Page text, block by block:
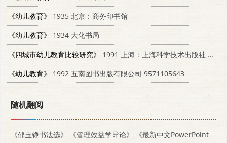
《幼儿教育》
1935 北京：商务印书馆
《幼儿教育》
1934 大化书局
《四城市幼儿教育比较研究》
1991 上海：上海科学技术出版社 7532325520
《幼儿教育》
1992 五南图书出版有限公司 9571105643
随机翻阅
《邵玉铮书法选》 《管理效益学导论》
《最新中文PowerPoint